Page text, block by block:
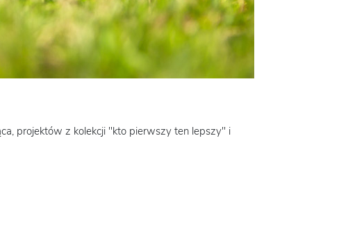
projektów z kolekcji "kto pierwszy ten lepszy" i